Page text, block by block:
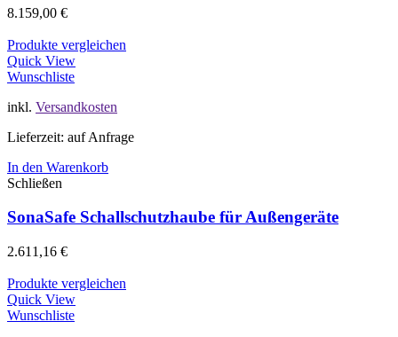
8.159,00 €
Produkte vergleichen
Quick View
Wunschliste
inkl. Versandkosten
Lieferzeit: auf Anfrage
In den Warenkorb
Schließen
SonaSafe Schallschutzhaube für Außengeräte
2.611,16 €
Produkte vergleichen
Quick View
Wunschliste